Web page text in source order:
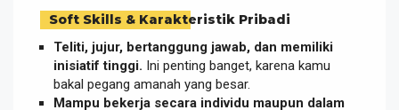
Soft Skills & Karakteristik Pribadi
Teliti, jujur, bertanggung jawab, dan memiliki
inisiatif tinggi. Ini penting banget, karena kamu
bakal pegang amanah yang besar.
Mampu bekerja secara individu maupun dalam